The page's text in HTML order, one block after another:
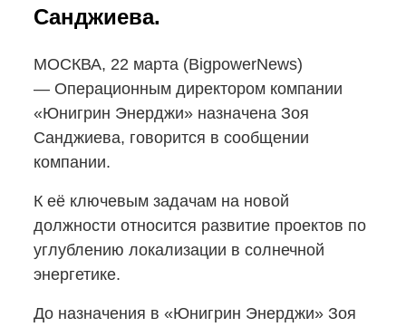
Санджиева.
МОСКВА, 22 марта (BigpowerNews)
— Операционным директором компании
«Юнигрин Энерджи» назначена Зоя
Санджиева, говорится в сообщении
компании.
К её ключевым задачам на новой
должности относится развитие проектов по
углублению локализации в солнечной
энергетике.
До назначения в «Юнигрин Энерджи» Зоя